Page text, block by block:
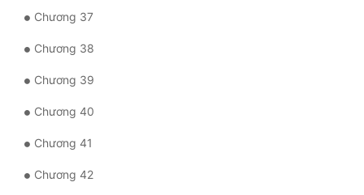
Ngự Thú
Truyện Nam
Truyện Nữ
Vô Địch Lưu
Xây Dựng Thế Lực
Đam Mỹ
Chương 37
Chương 38
Chương 39
Chương 40
Chương 41
Chương 42